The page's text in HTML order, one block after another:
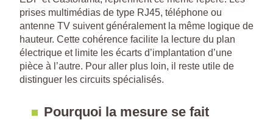
prises multimédias de type RJ45, téléphone ou
antenne TV suivent généralement la même logique de
hauteur. Cette cohérence facilite la lecture du plan
électrique et limite les écarts d’implantation d’une
pièce à l’autre. Pour aller plus loin, il reste utile de
distinguer les circuits spécialisés.
Pourquoi la mesure se fait